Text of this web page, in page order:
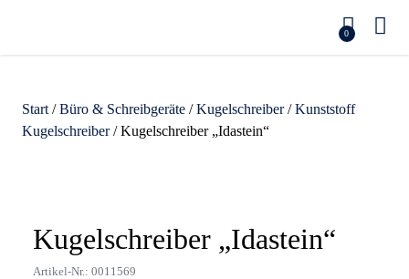
0
Start /Büro & Schreibgeräte /Kugelschreiber/Kunststoff
Kugelschreiber/ Kugelschreiber „Idastein“
Kugelschreiber „Idastein“
Artikel-Nr.: 0011569